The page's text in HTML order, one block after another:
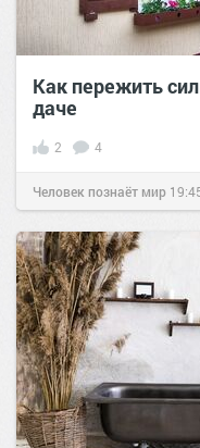
Как пережить
даче
2 4
Человек познаёт мир